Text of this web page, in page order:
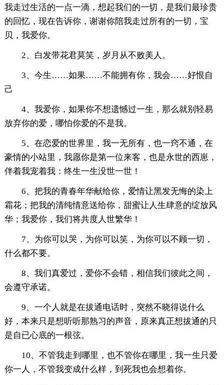
我走过生活的一点一滴，想起我们的一切，是我们最珍贵
的回忆，现在告诉你，谢谢你陪我走过所有的一切，宝
贝，我爱你。
2、白发带花君莫笑，岁月从不败美人。
3、今生……如果……不能拥有你，我会……好恨自
己
4、我爱你，如果你不想遗憾过一生，那么就别轻易
放弃你的爱，哪怕你爱的不是我。
5、在恋爱的世界里，我一无所有，也一窍不通，在
豪情的小站里，我愿你是第一位来客，也是永世的西崽，
伴着我宠着我：终生一生没世一世！
6、把我的青春年华献给你，爱情让黑发无悔的染上
霜花；把我的清纯情意送给你，甜蜜让人生肆意的绽放风
华；我爱你，我们将共度人世繁华！
7、为你可以哭，为你可以笑，为你可以不顾一切，
什么都不要。
8、我们真爱过，爱你不会错，相信我们彼此之间，
会遵守承诺。
9、一个人就是在拔通电话时，突然不晓得说什么
好，本来只是想听听那熟习的声音，原来真正想拔通的只
是自已心底的一根弦。
10、不管我走到哪里，也不管你在哪里，我一生只爱
你一人，不管我变成什么样，到死我也会想着你。